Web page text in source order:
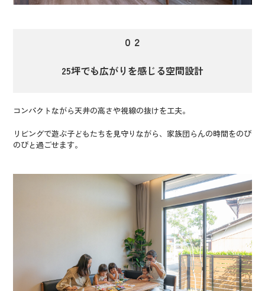
０２
25坪でも広がりを感じる空間設計
コンパクトながら天井の高さや視線の抜けを工夫。
リビングで遊ぶ子どもたちを見守りながら、家族団らんの時間をのび
のびと過ごせます。